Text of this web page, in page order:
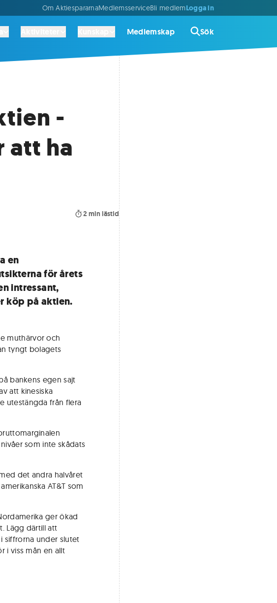
Om AktiespararnaMedlemsserviceBli medlemLogga in
Medlemskap Sök
-
att ha
2 min lästid
en
för årets
intressant,
köp på aktien.
muthärvor och
tyngt bolagets
bankens egen sajt
att kinesiska
utestängda från flera
som inte skådats
det andra halvåret
AT&T som
ger ökad
Lägg därtill att
siffrorna under slutet
i viss mån en allt